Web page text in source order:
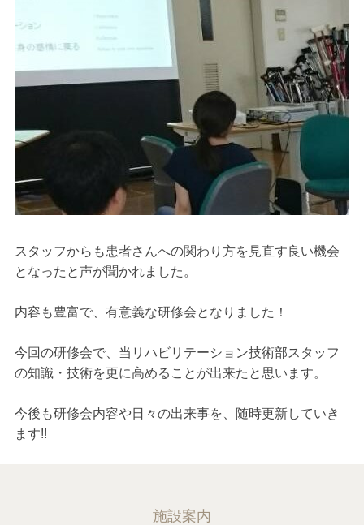
スタッフからも患者さんへの関わり方を見直す良い機会
となったと声が聞かれました。
内容も豊富で、有意義な研修会となりました！
今回の研修会で、当リハビリテーション技術部スタッフ
の知識・技術を更に高めることが出来たと思います。
今後も研修会内容や日々の出来事を、随時更新していき
ます!!
施設案内